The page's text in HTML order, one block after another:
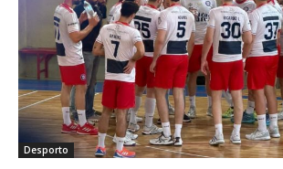
Desporto